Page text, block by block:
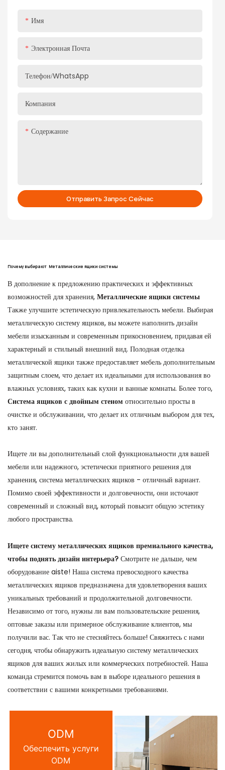
Имя
Электронная Почта
Телефон/WhatsApp
Компания
Содержание
Отправить Запрос Сейчас
улучшить вашу жизнь.
Почему выбирают Металлические ящики системы
В дополнение к предложению практических и эффективных
возможностей для хранения, Металлические ящики системы
Также улучшите эстетическую привлекательность мебели. Выбирая
металлическую систему ящиков, вы можете наполнить дизайн
мебели изысканным и современным прикосновением, придавая ей
характерный и стильный внешний вид. Полодная отделка
металлической ящики также предоставляет мебель дополнительным
защитным слоем, что делает их идеальными для использования во
влажных условиях, таких как кухни и ванные комнаты. Более того,
Система ящиков с двойным стеном относительно просты в
очистке и обслуживании, что делает их отличным выбором для тех,
кто занят.
Ищете ли вы дополнительный слой функциональности для вашей
мебели или надежного, эстетически приятного решения для
хранения, система металлических ящиков - отличный вариант.
Помимо своей эффективности и долговечности, они источают
современный и сложный вид, который повысит общую эстетику
любого пространства.
Ищете систему металлических ящиков премиального качества,
чтобы поднять дизайн интерьера? Смотрите не дальше, чем
оборудование aiste! Наша система превосходного качества
металлических ящиков предназначена для удовлетворения ваших
уникальных требований и продолжительной долговечности.
Независимо от того, нужны ли вам пользовательские решения,
оптовые заказы или примерное обслуживание клиентов, мы
получили вас. Так что не стесняйтесь больше! Свяжитесь с нами
сегодня, чтобы обнаружить идеальную систему металлических
ящиков для ваших жилых или коммерческих потребностей. Наша
команда стремится помочь вам в выборе идеального решения в
соответствии с вашими конкретными требованиями.
ODM
Обеспечить услуги
ODM